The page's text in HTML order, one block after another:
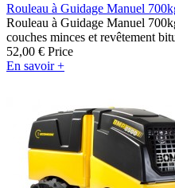
Rouleau à Guidage Manuel
Rouleau à Guidage Manuel
couches minces et revêtement
52,00 € Price
En savoir +